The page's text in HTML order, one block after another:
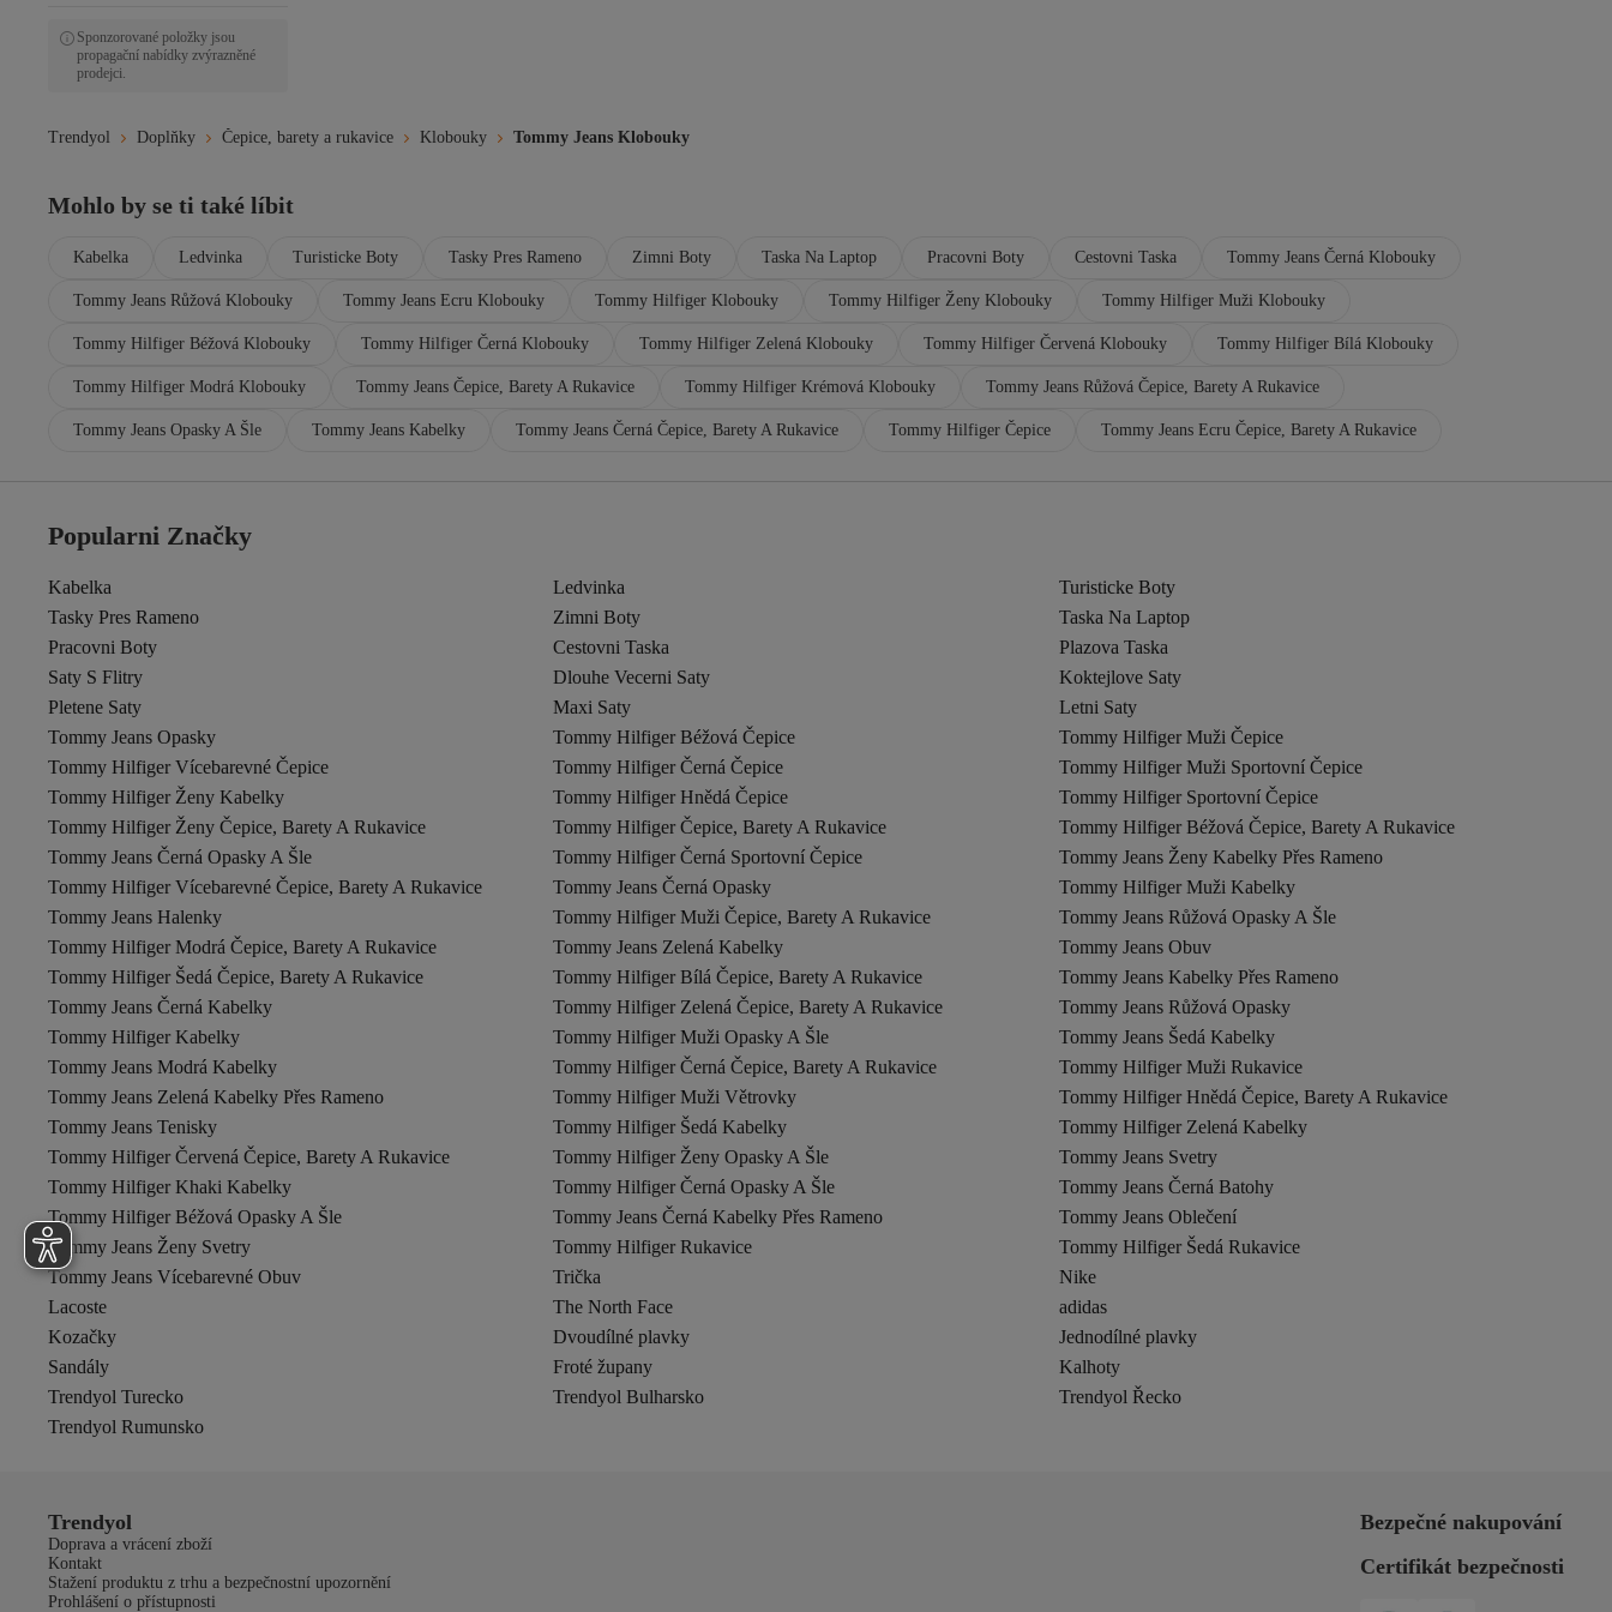
Civil Boys
Converse
CosmoOutlet
deafox
Fullamoda
Guess
Kinetix
Lacoste
Lord Mountain
MANGO
name it
NEO
New Balance
Nike
OEM
Olalook
Ombre
Paul&Shark
QS by s.Oliver
QUATEX
QUEEN AKSESUAR
REMSA
Remsa Mayo
Rupen Kraft
RustandRich
SLIPSTOP
Takı Dükkanı
The North Face
Trendyol Shoes
U.S. Polo Assn.
Ucla
VAGGON
Vans
Sponzorované položky jsou
propagační nabídky zvýrazněné
prodejci.
Trendyol Doplňky Čepice, barety a rukavice Klobouky Tommy Jeans Klobouky
Mohlo by se ti také líbit
Kabelka Ledvinka Turisticke Boty Tasky Pres Rameno Zimni Boty Taska Na Laptop Pracovni Boty Cestovni Taska Tommy Jeans Černá Klobouky
Tommy Jeans Růžová Klobouky Tommy Jeans Ecru Klobouky Tommy Hilfiger Klobouky Tommy Hilfiger Ženy Klobouky Tommy Hilfiger Muži Klobouky
Tommy Hilfiger Béžová Klobouky Tommy Hilfiger Černá Klobouky Tommy Hilfiger Zelená Klobouky Tommy Hilfiger Červená Klobouky Tommy Hilfiger Bílá Klobouky
Tommy Hilfiger Modrá Klobouky Tommy Jeans Čepice, Barety A Rukavice Tommy Hilfiger Krémová Klobouky Tommy Jeans Růžová Čepice, Barety A Rukavice
Tommy Jeans Opasky A Šle Tommy Jeans Kabelky Tommy Jeans Černá Čepice, Barety A Rukavice Tommy Hilfiger Čepice Tommy Jeans Ecru Čepice, Barety A Rukavice
Popularni Značky
Kabelka Ledvinka
Turisticke Boty
Tasky Pres Rameno
Zimni Boty
Taska Na Laptop
Pracovni Boty
Cestovni Taska
Plazova Taska
Saty S Flitry
Dlouhe Vecerni Saty
Koktejlove Saty
Pletene Saty
Maxi Saty
Letni Saty
Tommy Jeans Opasky
Tommy Hilfiger Béžová Čepice
Tommy Hilfiger Muži Čepice
Tommy Hilfiger Vícebarevné Čepice
Tommy Hilfiger Černá Čepice
Tommy Hilfiger Muži Sportovní Čepice
Tommy Hilfiger Ženy Kabelky
Tommy Hilfiger Hnědá Čepice
Tommy Hilfiger Sportovní Čepice
Tommy Hilfiger Ženy Čepice, Barety A Rukavice
Tommy Hilfiger Čepice, Barety A Rukavice
Tommy Hilfiger Béžová Čepice, Barety A Rukavice
Tommy Jeans Černá Opasky A Šle
Tommy Hilfiger Černá Sportovní Čepice
Tommy Jeans Ženy Kabelky Přes Rameno
Tommy Hilfiger Vícebarevné Čepice, Barety A Rukavice
Tommy Jeans Černá Opasky
Tommy Hilfiger Muži Kabelky
Tommy Jeans Halenky
Tommy Hilfiger Muži Čepice, Barety A Rukavice
Tommy Jeans Růžová Opasky A Šle
Tommy Hilfiger Modrá Čepice, Barety A Rukavice
Tommy Jeans Zelená Kabelky
Tommy Jeans Obuv
Tommy Hilfiger Šedá Čepice, Barety A Rukavice
Tommy Hilfiger Bílá Čepice, Barety A Rukavice
Tommy Jeans Kabelky Přes Rameno
Tommy Jeans Černá Kabelky
Tommy Hilfiger Zelená Čepice, Barety A Rukavice
Tommy Jeans Růžová Opasky
Tommy Hilfiger Kabelky
Tommy Hilfiger Muži Opasky A Šle
Tommy Jeans Šedá Kabelky
Tommy Jeans Modrá Kabelky
Tommy Hilfiger Černá Čepice, Barety A Rukavice
Tommy Hilfiger Muži Rukavice
Tommy Jeans Zelená Kabelky Přes Rameno
Tommy Hilfiger Muži Větrovky
Tommy Hilfiger Hnědá Čepice, Barety A Rukavice
Tommy Jeans Tenisky
Tommy Hilfiger Šedá Kabelky
Tommy Hilfiger Zelená Kabelky
Tommy Hilfiger Červená Čepice, Barety A Rukavice
Tommy Hilfiger Ženy Opasky A Šle
Tommy Jeans Svetry
Tommy Hilfiger Khaki Kabelky
Tommy Hilfiger Černá Opasky A Šle
Tommy Jeans Černá Batohy
Tommy Hilfiger Béžová Opasky A Šle
Tommy Jeans Černá Kabelky Přes Rameno
Tommy Jeans Oblečení
Tommy Jeans Ženy Svetry
Tommy Hilfiger Rukavice
Tommy Hilfiger Šedá Rukavice
Tommy Jeans Vícebarevné Obuv
Trička
Nike
Lacoste
The North Face
adidas
Kozačky
Dvoudílné plavky
Jednodílné plavky
Sandály
Froté župany
Kalhoty
Trendyol Turecko
Trendyol Bulharsko
Trendyol Řecko
Trendyol Rumunsko
Trendyol
Doprava a vrácení zboží
Kontakt
Stažení produktu z trhu a bezpečnostní upozornění
Prohlášení o přístupnosti
Bezpečné nakupování
Certifikát bezpečnosti